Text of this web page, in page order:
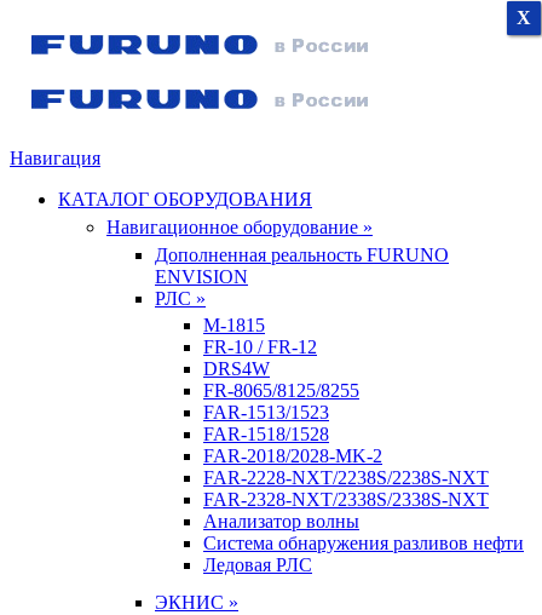
Навигация
КАТАЛОГ ОБОРУДОВАНИЯ
Навигационное оборудование »
Дополненная реальность FURUNO
ENVISION
РЛС »
M-1815
FR-10 / FR-12
DRS4W
FR-8065/8125/8255
FAR-1513/1523
FAR-1518/1528
FAR-2018/2028-MK-2
FAR-2228-NXT/2238S/2238S-NXT
FAR-2328-NXT/2338S/2338S-NXT
Анализатор волны
Система обнаружения разливов нефти
Ледовая РЛС
ЭКНИС »
X
X
X